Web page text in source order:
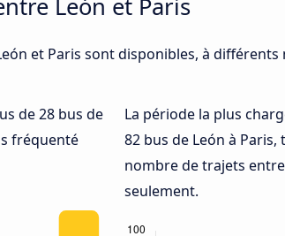
León et Paris
et Paris sont disponibles, à
de 28 bus de
fréquenté
La période la plus
82 bus de León à Paris,
nombre de trajets
seulement.